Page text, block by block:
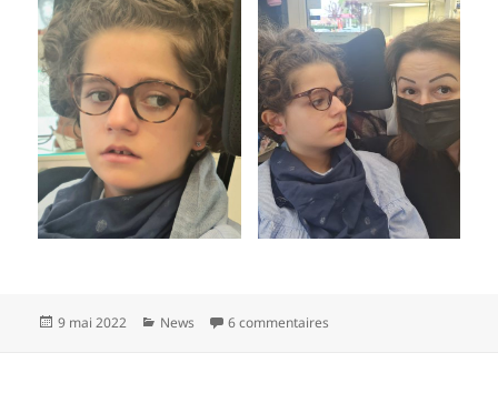
Publié
9 mai 2022 Catégories
News 6 commentaires